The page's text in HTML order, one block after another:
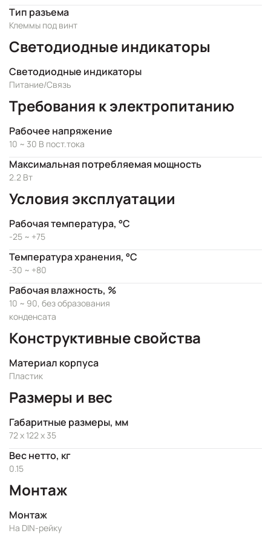
Тип разъема
Клеммы под винт
Светодиодные индикаторы
Светодиодные индикаторы
Питание/Связь
Требования к электропитанию
Рабочее напряжение
10 ~ 30 В пост.тока
Максимальная потребляемая мощность
2.2 Вт
Условия эксплуатации
Рабочая температура, °C
-25 ~ +75
Температура хранения, °C
-30 ~ +80
Рабочая влажность, %
10 ~ 90, без образования
конденсата
Конструктивные свойства
Материал корпуса
Пластик
Размеры и вес
Габаритные размеры, мм
72 x 122 x 35
Вес нетто, кг
0.15
Монтаж
Монтаж
На DIN-рейку